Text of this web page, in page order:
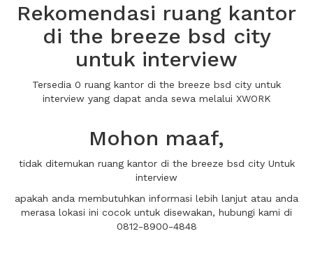
Rekomendasi ruang kantor
di the breeze bsd city
untuk interview
Tersedia 0 ruang kantor di the breeze bsd city untuk
interview yang dapat anda sewa melalui XWORK
Mohon maaf,
tidak ditemukan ruang kantor di the breeze bsd city Untuk
interview
apakah anda membutuhkan informasi lebih lanjut atau anda
merasa lokasi ini cocok untuk disewakan, hubungi kami di
0812-8900-4848